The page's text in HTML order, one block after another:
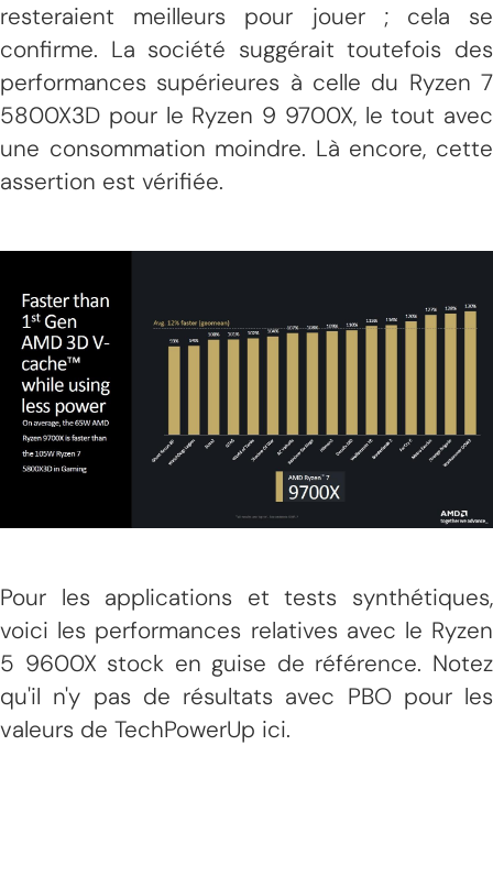
resteraient meilleurs pour jouer ; cela se
confirme. La société suggérait toutefois des
performances supérieures à celle du Ryzen 7
5800X3D pour le Ryzen 9 9700X, le tout avec
une consommation moindre. Là encore, cette
assertion est vérifiée.
Pour les applications et tests synthétiques,
voici les performances relatives avec le Ryzen
5 9600X stock en guise de référence. Notez
qu'il n'y pas de résultats avec PBO pour les
valeurs de TechPowerUp ici.